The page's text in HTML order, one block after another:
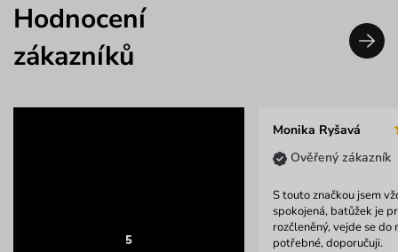
Hodnocení
zákazníků
5
Monika Ryšavá
Ověřený zákazník
S touto značkou jsem
spokojená, batůžek je
rozčleněný, vejde se do
potřebné, doporučuji.